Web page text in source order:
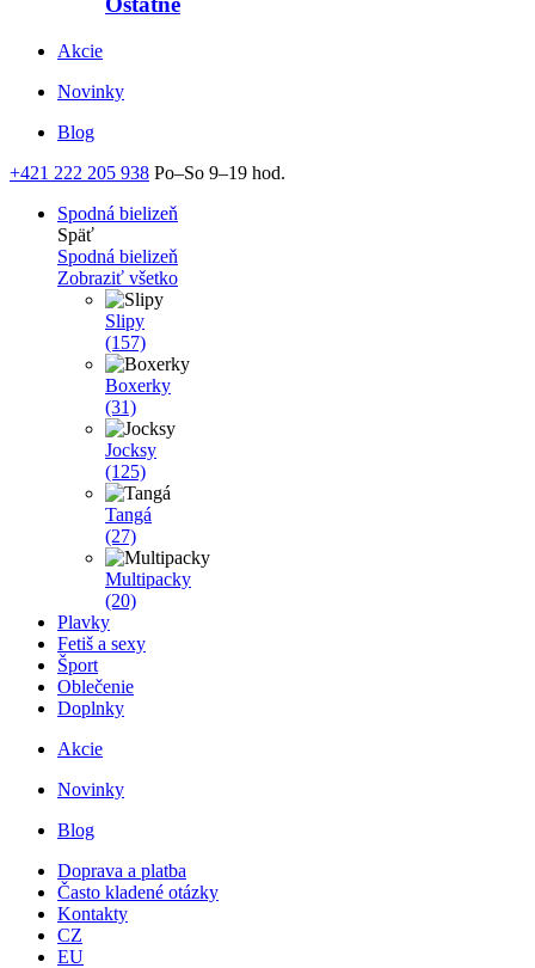
Akcie
Novinky
Blog
+421 222 205 938 Po–So 9–19 hod.
Spodná bielizeň
Späť
Spodná bielizeň
Zobraziť všetko
Slipy
(157)
Boxerky
(31)
Jocksy
(125)
Tangá
(27)
Multipacky
(20)
Plavky
Fetiš a sexy
Šport
Oblečenie
Doplnky
Akcie
Novinky
Blog
Doprava a platba
Často kladené otázky
Kontakty
CZ
EU